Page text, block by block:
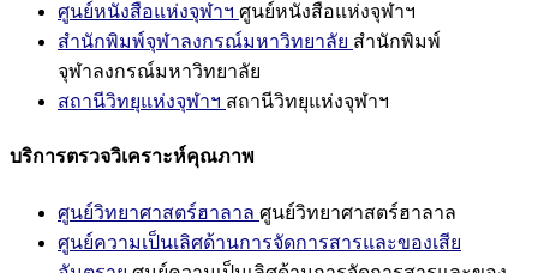
ศูนย์หนังสือแห่งจุฬาฯ ศูนย์หนังสือแห่งจุฬาฯ
สำนักพิมพ์จุฬาลงกรณ์มหาวิทยาลัย สำนักพิมพ์
จุฬาลงกรณ์มหาวิทยาลัย
สถานีวิทยุแห่งจุฬาฯ สถานีวิทยุแห่งจุฬาฯ
บริการตรวจวิเคราะห์คุณภาพ
ศูนย์วิทยาศาสตร์ฮาลาล ศูนย์วิทยาศาสตร์ฮาลาล
ศูนย์ความเป็นเลิศด้านการจัดการสารและของเสีย